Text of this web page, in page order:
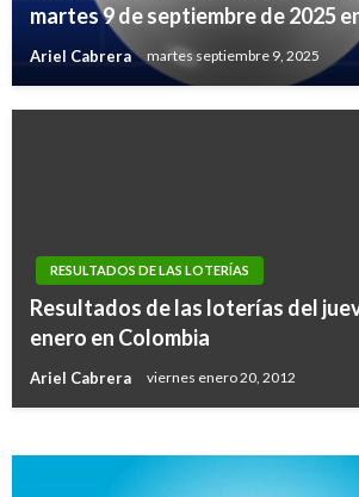
martes 9 de septiembre de 2025
Ariel Cabrera martes septiembre 9, 2025
RESULTADOS DE LAS LOTERÍAS
Resultados de las loterías del
enero en Colombia
Ariel Cabrera viernes enero 20, 2012
Resultados de las loterías y